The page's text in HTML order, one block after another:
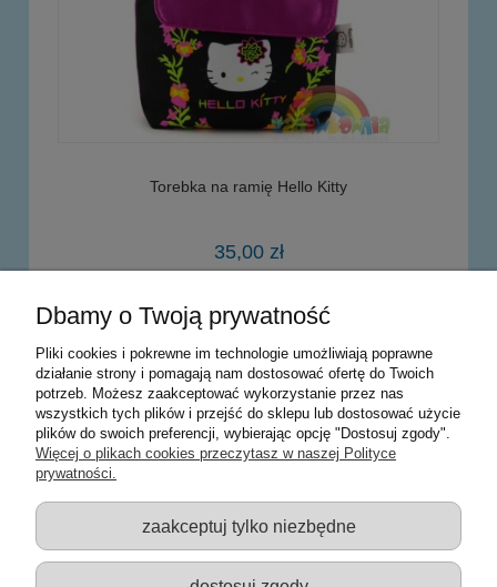
Torebka na ramię Hello Kitty
35,00 zł
do koszyka
Warunki zakupów
Moje konto
Informacje o sklepie
Sklep z zabawkami Łódź :: Hurownia zabawek :: Zabawki
edukacyjne :: Zestawy artystyczne :: Zabawki :: samochody Welly
:: Zabawkownia :: zabawki dla dzieci :: Lalki :: Klocki :: Artykuły
Dbamy o Twoją prywatność
Pliki cookies i pokrewne im technologie umożliwiają poprawne
działanie strony i pomagają nam dostosować ofertę do Twoich
potrzeb. Możesz zaakceptować wykorzystanie przez nas
wszystkich tych plików i przejść do sklepu lub dostosować użycie
plików do swoich preferencji, wybierając opcję "Dostosuj zgody".
Więcej o plikach cookies przeczytasz w naszej Polityce
prywatności.
zaakceptuj tylko niezbędne